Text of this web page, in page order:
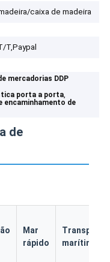
caixa de madeira
T,Paypal
mercadorias DDP
porta a porta,
encaminhamento de
de
Mar
rápido
Transporte
marítimo